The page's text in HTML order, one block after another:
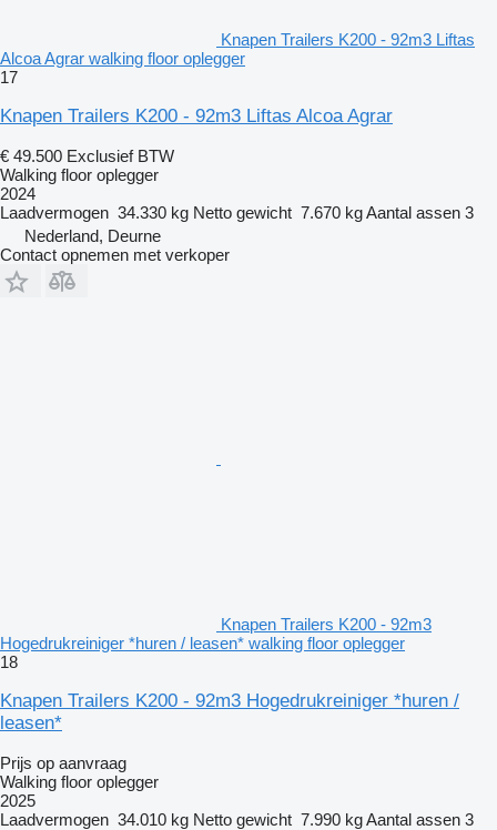
Knapen Trailers K200 - 92m3 Liftas
Alcoa Agrar walking floor oplegger
17
Knapen Trailers K200 - 92m3 Liftas Alcoa Agrar
€ 49.500 Exclusief BTW
Walking floor oplegger
2024
Laadvermogen 34.330 kg Netto gewicht 7.670 kgAantal assen 3
Nederland, Deurne
Contact opnemen met verkoper
Knapen Trailers K200 - 92m3
Hogedrukreiniger *huren / leasen* walking floor oplegger
18
Knapen Trailers K200 - 92m3 Hogedrukreiniger *huren /
leasen*
Prijs op aanvraag
Walking floor oplegger
2025
Laadvermogen 34.010 kg Netto gewicht 7.990 kgAantal assen 3